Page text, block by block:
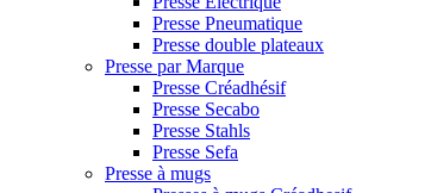
Presse Pneumatique
Presse double plateaux
Presse par Marque
Presse Créadhésif
Presse Secabo
Presse Stahls
Presse Sefa
Presse à mugs